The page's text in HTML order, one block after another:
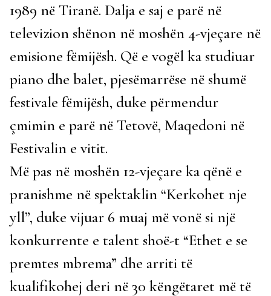
1989 në Tiranë. Dalja e saj e parë në
televizion shënon në moshën 4-vjeçare në
emisione fëmijësh. Që e vogël ka studiuar
piano dhe balet, pjesëmarrëse në shumë
festivale fëmijësh, duke përmendur
çmimin e parë në Tetovë, Maqedoni në
Festivalin e vitit.
Më pas në moshën 12-vjeçare ka qënë e
pranishme në spektaklin “Kerkohet nje
yll”, duke vijuar 6 muaj më vonë si një
konkurrente e talent shoë-t “Ethet e se
premtes mbrema” dhe arriti të
kualifikohej deri në 30 këngëtaret më të